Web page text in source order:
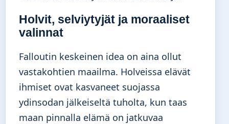
Holvit, selviytyjät ja moraaliset
valinnat
Falloutin keskeinen idea on aina ollut
vastakohtien maailma. Holveissa elävät
ihmiset ovat kasvaneet suojassa
ydinsodan jälkeiseltä tuholta, kun taas
maan pinnalla elämä on jatkuvaa